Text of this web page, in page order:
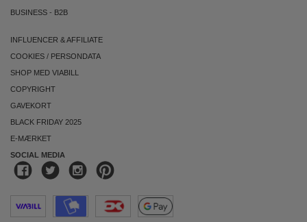
BUSINESS - B2B
INFLUENCER & AFFILIATE
COOKIES / PERSONDATA
SHOP MED VIABILL
COPYRIGHT
GAVEKORT
BLACK FRIDAY 2025
E-MÆRKET
SOCIAL MEDIA